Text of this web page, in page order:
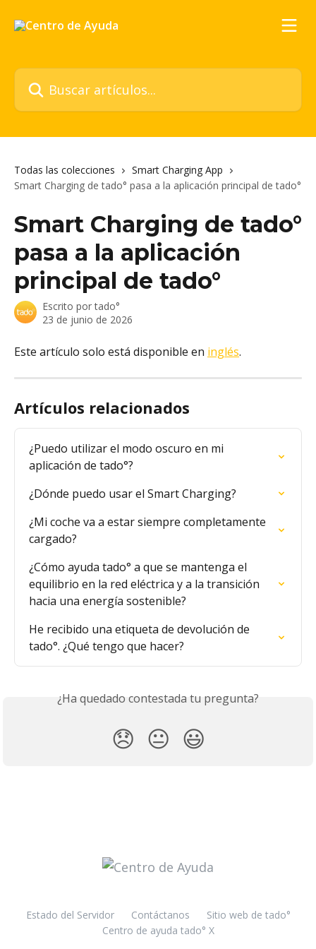
Buscar artículos...
Todas las colecciones
Smart Charging App
Smart Charging de tado° pasa a la aplicación principal de tado°
Smart Charging de tado°
pasa a la aplicación
principal de tado°
Escrito portado°
23 de junio de 2026
Este artículo solo está disponible en inglés.
Artículos relacionados
¿Puedo utilizar el modo oscuro en mi
aplicación de tado°?
¿Dónde puedo usar el Smart Charging?
¿Mi coche va a estar siempre completamente
cargado?
¿Cómo ayuda tado° a que se mantenga el
equilibrio en la red eléctrica y a la transición
hacia una energía sostenible?
He recibido una etiqueta de devolución de
tado°. ¿Qué tengo que hacer?
¿Ha quedado contestada tu pregunta?
😞 😐 😃
Estado del Servidor Contáctanos
Sitio web de tado°
Centro de ayuda tado° X